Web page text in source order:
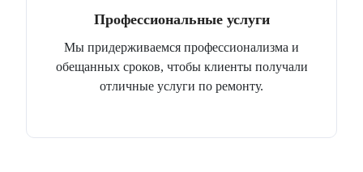
Профессиональные услуги
Мы придерживаемся профессионализма и
обещанных сроков, чтобы клиенты получали
отличные услуги по ремонту.